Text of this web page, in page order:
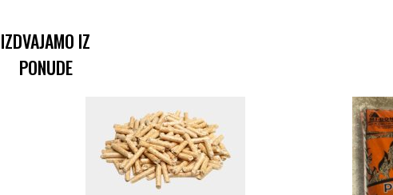
IZDVAJAMO IZ
PONUDE